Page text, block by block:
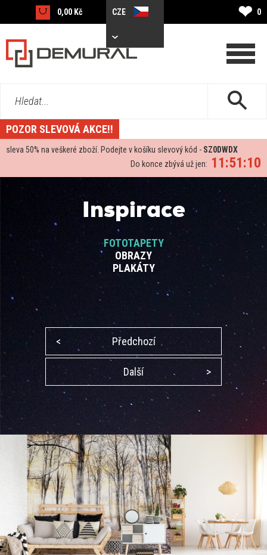
0,00 Kč CZE ❤ 0
Hledat...
POZOR SLEVOVÁ AKCE!!
sleva 50% na veškeré zboží. Podejte v košíku slevový kód - SZ0DWDX
11:51:10
Do konce zbývá už jen:
Inspirace
FOTOTAPETY
OBRAZY
PLAKÁTY
< Předchozí
Další >